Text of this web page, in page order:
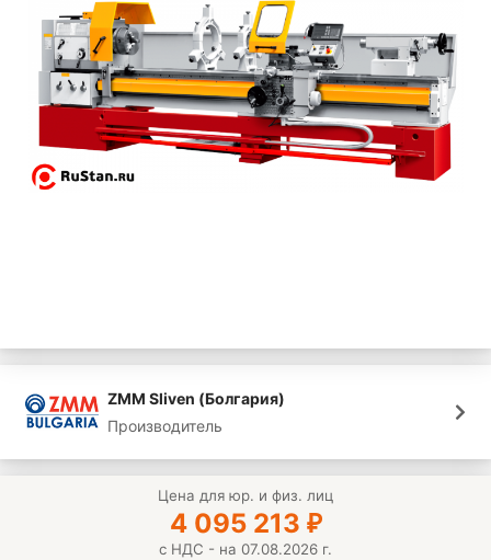
ZMM Sliven (Болгария)
Производитель
Цена для юр. и физ. лиц
4 095 213 ₽
с НДС - на 07.08.2026 г.